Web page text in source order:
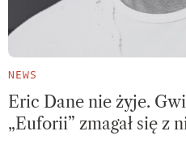
NEWS
Eric Dane nie żyje.
„Euforii” zmagał się z